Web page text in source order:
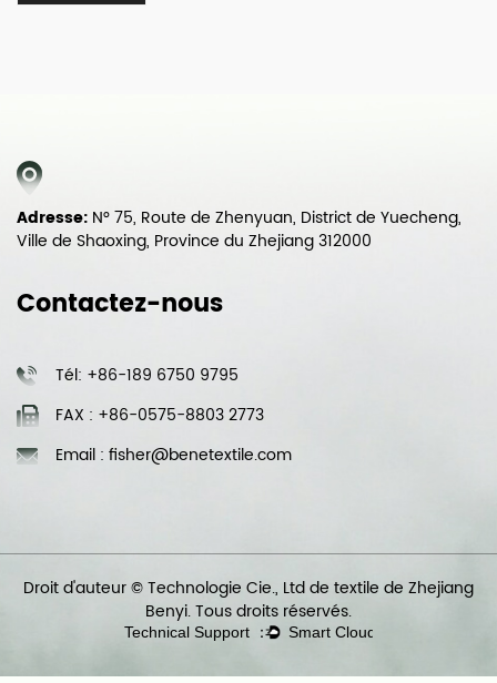
Adresse: N° 75, Route de Zhenyuan, District de Yuecheng,
Ville de Shaoxing, Province du Zhejiang 312000
Contactez-nous
Tél: +86-189 6750 9795
FAX : +86-0575-8803 2773
Email : fisher@benetextile.com
Droit d'auteur © Technologie Cie., Ltd de textile de Zhejiang
Benyi. Tous droits réservés.